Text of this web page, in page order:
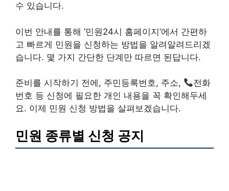
수 있습니다.
이번 안내를 통해 ‘민원24시 홈페이지’에서 간편하
고 빠르게 민원을 신청하는 방법을 알려알려드리겠
습니다. 몇 가지 간단한 단계만 따르면 된답니다.
준비를 시작하기 전에, 주민등록번호, 주소,
전화
번호 등 신청에 필요한 개인 내용을 꼭 확인해두세
요. 이제 민원 신청 방법을 살펴보겠습니다.
민원 종류별 신청 공지